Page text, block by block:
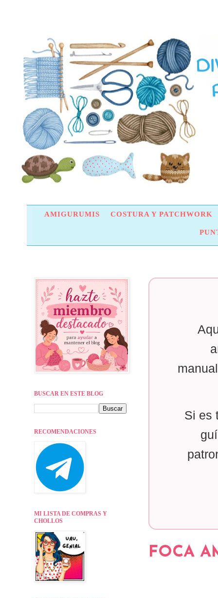
AMIGURUMIS COSTURA Y PATCHWORK
Si es
FOCA
BUSCAR EN ESTE BLOG
RECOMENDACIONES
MI LISTA DE COMPRAS Y
CHOLLOS